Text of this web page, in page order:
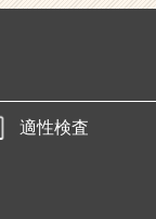
適性検査